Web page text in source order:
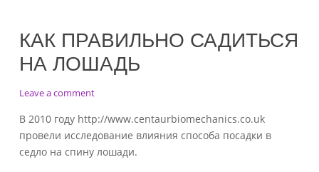
КАК ПРАВИЛЬНО САДИТЬСЯ
НА ЛОШАДЬ
Leave a commenton
правильно
садиться
на
В 2010 году http://www.centaurbiomechanics.co.uk
провели исследование влияния способа посадки в
седло на спину лошади.